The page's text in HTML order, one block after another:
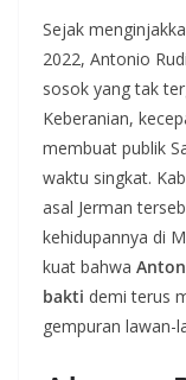
Sejak
2022, Antonio
sosok yang tak
Keberanian,
membuat publik
waktu singkat.
asal Jerman
kehidupannya di
kuat bahwa
bakti demi terus
gempuran lawan-